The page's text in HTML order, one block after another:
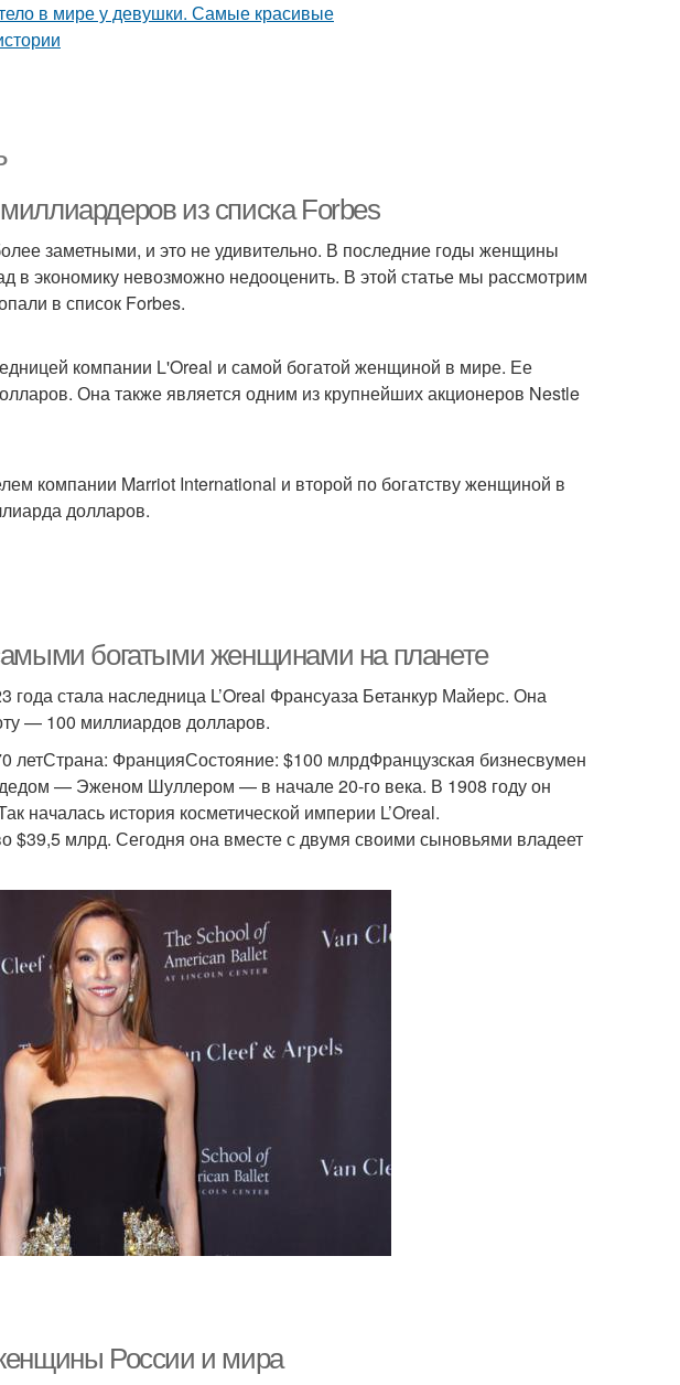
из списка Forbes
заметными, и это не удивительно. В последние годы женщины
в экономику невозможно недооценить. В этой статье мы рассмотрим
в список Forbes.
компании L'Oreal и самой богатой женщиной в мире. Ее
Она также является одним из крупнейших акционеров Nestle
компании Marriot International и второй по богатству женщиной в
долларов.
богатыми женщинами на планете
стала наследница L’Oreal Франсуаза Бетанкур Майерс. Она
— 100 миллиардов долларов.
летСтрана: ФранцияСостояние: $100 млрдФранцузская бизнесвумен
— Эженом Шуллером — в начале 20-го века. В 1908 году он
началась история косметической империи L’Oreal.
$39,5 млрд. Сегодня она вместе с двумя своими сыновьями владеет
России и мира